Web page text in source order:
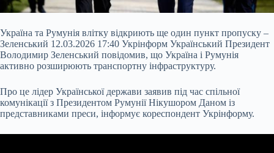
Україна та Румунія влітку відкриють ще один пункт пропуску –
Зеленський 12.03.2026 17:40 Укрінформ Український Президент
Володимир Зеленський повідомив, що Україна і Румунія
активно розширюють транспортну інфраструктуру.
Про це лідер Української держави заявив під час спільної
комунікації з Президентом Румунії Нікушором Даном із
представниками преси, інформує кореспондент Укрінформу.